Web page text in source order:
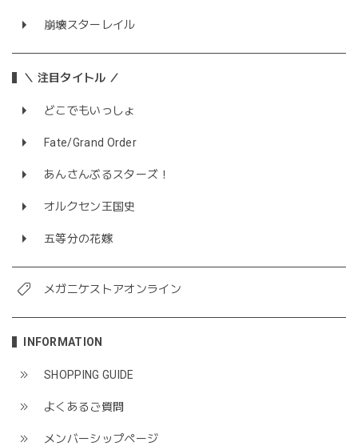
崩壊スターレイル
＼ 注目タイトル ／
どこでもいっしょ
Fate/Grand Order
あんさんぶるスターズ！
オルクセン王国史
五等分の花嫁
メガニケストアオンライン
INFORMATION
SHOPPING GUIDE
よくあるご質問
メンバーシップページ